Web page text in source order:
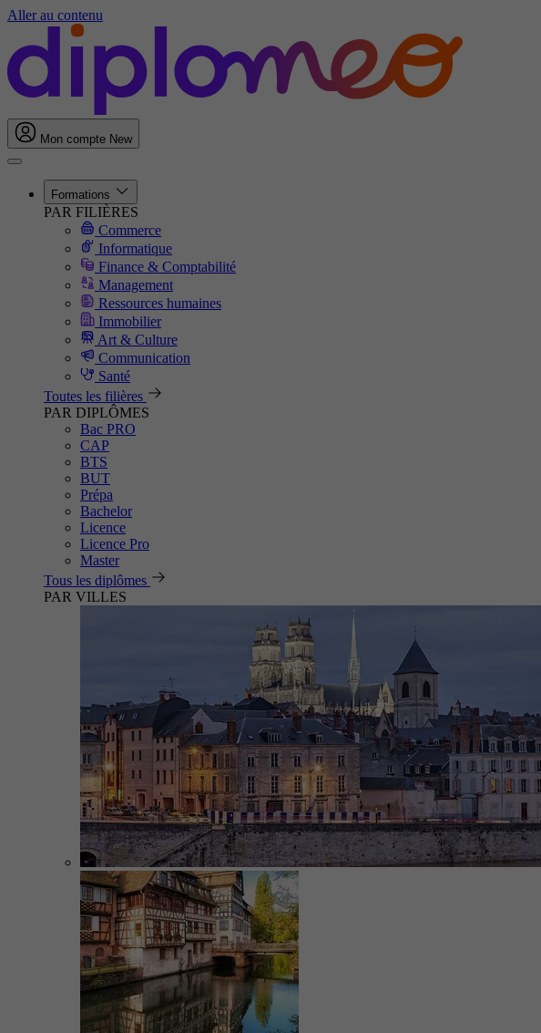
Aller au contenu
Mon compte New
Formations
PAR FILIÈRES
Commerce
Informatique
Finance & Comptabilité
Management
Ressources humaines
Immobilier
Art & Culture
Communication
Santé
Toutes les filières
PAR DIPLÔMES
Bac PRO
CAP
BTS
BUT
Prépa
Bachelor
Licence
Licence Pro
Master
Tous les diplômes
PAR VILLES